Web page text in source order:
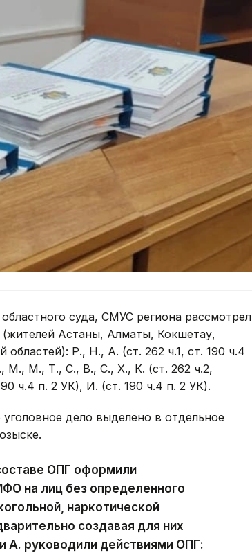
суда, СМУС региона рассмотрел
Астаны, Алматы, Кокшетау,
Р., Н., А. (ст. 262 ч.1, ст. 190 ч.4
М., М., Т., С., В., С., Х., К. (ст. 262 ч.2,
ч.4 п. 2 УК), И. (ст. 190 ч.4 п. 2 УК).
дело выделено в отдельное
ОПГ оформили
на лиц без определенного
наркотической
создавая для них
А. руководили действиями ОПГ: